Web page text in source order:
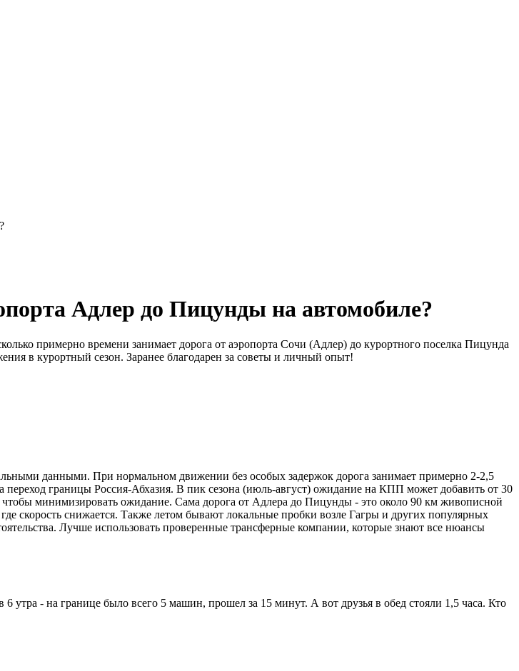
Адлер до Пицунды на автомобиле?
примерно времени занимает дорога от аэропорта Сочи (Адлер) до курортного поселка Пицунда
в курортный сезон. Заранее благодарен за советы и личный опыт!
данными. При нормальном движении без особых задержок дорога занимает примерно 2-2,5
границы Россия-Абхазия. В пик сезона (июль-август) ожидание на КПП может добавить от 30
минимизировать ожидание. Сама дорога от Адлера до Пицунды - это около 90 км живописной
скорость снижается. Также летом бывают локальные пробки возле Гагры и других популярных
Лучше использовать проверенные трансферные компании, которые знают все нюансы
утра - на границе было всего 5 машин, прошел за 15 минут. А вот друзья в обед стояли 1,5 часа. Кто